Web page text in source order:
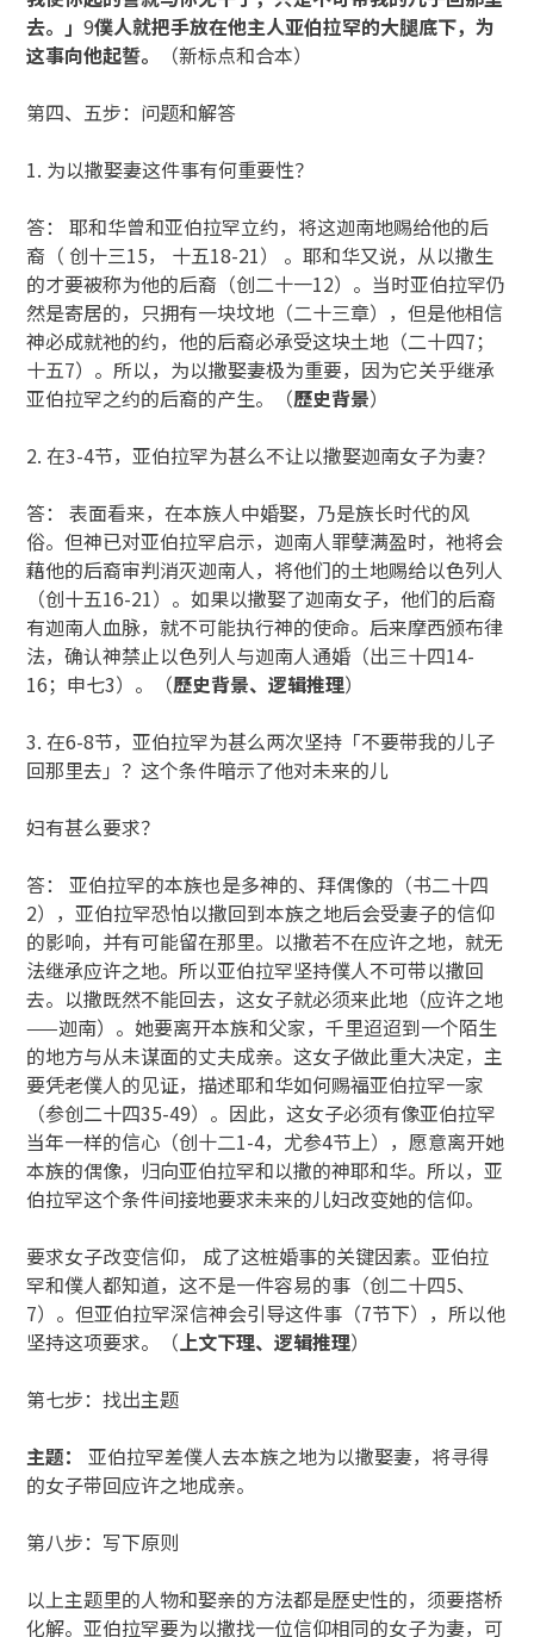
去。」9僕人就把手放在他主人亚伯拉罕的大腿底下，为
这事向他起誓。
（新标点和合本）
第四、五步：问题和解答
1. 为以撒娶妻这件事有何重要性？
答： 耶和华曾和亚伯拉罕立约，将这迦南地赐给他的后
裔（ 创十三15， 十五18-21） 。耶和华又说，从以撒生
的才要被称为他的后裔（创二十一12）。当时亚伯拉罕仍
然是寄居的，只拥有一块坟地（二十三章），但是他相信
神必成就祂的约，他的后裔必承受这块土地（二十四7；
十五7）。所以，为以撒娶妻极为重要，因为它关乎继承
亚伯拉罕之约的后裔的产生。（歷史背景）
2. 在3-4节，亚伯拉罕为甚么不让以撒娶迦南女子为妻？
答： 表面看来，在本族人中婚娶，乃是族长时代的风
俗。但神已对亚伯拉罕启示，迦南人罪孽满盈时，祂将会
藉他的后裔审判消灭迦南人，将他们的土地赐给以色列人
（创十五16-21）。如果以撒娶了迦南女子，他们的后裔
有迦南人血脉，就不可能执行神的使命。后来摩西颁布律
法，确认神禁止以色列人与迦南人通婚（出三十四14-
16；申七3）。（歷史背景、逻辑推理）
3. 在6-8节，亚伯拉罕为甚么两次坚持「不要带我的儿子
回那里去」？这个条件暗示了他对未来的儿
妇有甚么要求？
答： 亚伯拉罕的本族也是多神的、拜偶像的（书二十四
2），亚伯拉罕恐怕以撒回到本族之地后会受妻子的信仰
的影响，并有可能留在那里。以撒若不在应许之地，就无
法继承应许之地。所以亚伯拉罕坚持僕人不可带以撒回
去。以撒既然不能回去，这女子就必须来此地（应许之地
——迦南）。她要离开本族和父家，千里迢迢到一个陌生
的地方与从未谋面的丈夫成亲。这女子做此重大决定，主
要凭老僕人的见证，描述耶和华如何赐福亚伯拉罕一家
（参创二十四35-49）。因此，这女子必须有像亚伯拉罕
当年一样的信心（创十二1-4，尤参4节上），愿意离开她
本族的偶像，归向亚伯拉罕和以撒的神耶和华。所以，亚
伯拉罕这个条件间接地要求未来的儿妇改变她的信仰。
要求女子改变信仰， 成了这桩婚事的关键因素。亚伯拉
罕和僕人都知道，这不是一件容易的事（创二十四5、
7）。但亚伯拉罕深信神会引导这件事（7节下），所以他
坚持这项要求。（ 上文下理、逻辑推理）
第七步：找出主题
主题：亚伯拉罕差僕人去本族之地为以撒娶妻，将寻得
的女子带回应许之地成亲。
第八步：写下原则
以上主题里的人物和娶亲的方法都是歷史性的，须要搭桥
化解。亚伯拉罕要为以撒找一位信仰相同的女子为妻，可